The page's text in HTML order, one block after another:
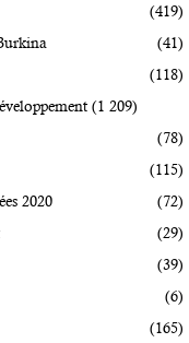
(419)
(41)
(118)
(1 209)
(78)
(115)
2020
(72)
(29)
(39)
(6)
(165)